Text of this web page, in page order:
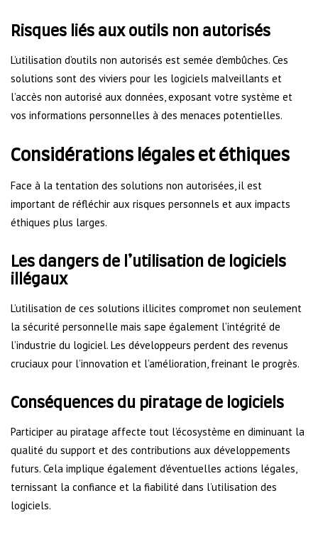
Risques liés aux outils non autorisés
L’utilisation d’outils non autorisés est semée d’embûches. Ces
solutions sont des viviers pour les logiciels malveillants et
l’accès non autorisé aux données, exposant votre système et
vos informations personnelles à des menaces potentielles.
Considérations légales et éthiques
Face à la tentation des solutions non autorisées, il est
important de réfléchir aux risques personnels et aux impacts
éthiques plus larges.
Les dangers de l’utilisation de logiciels
illégaux
L’utilisation de ces solutions illicites compromet non seulement
la sécurité personnelle mais sape également l’intégrité de
l’industrie du logiciel. Les développeurs perdent des revenus
cruciaux pour l’innovation et l’amélioration, freinant le progrès.
Conséquences du piratage de logiciels
Participer au piratage affecte tout l’écosystème en diminuant la
qualité du support et des contributions aux développements
futurs. Cela implique également d’éventuelles actions légales,
ternissant la confiance et la fiabilité dans l’utilisation des
logiciels.